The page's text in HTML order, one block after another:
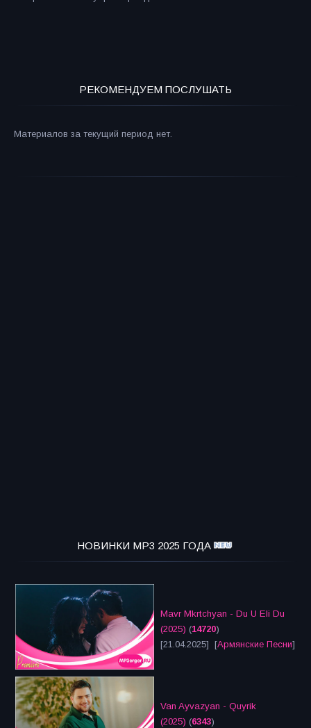
РЕКОМЕНДУЕМ ПОСЛУШАТЬ
Материалов за текущий период нет.
НОВИНКИ MP3 2025 ГОДА
Mavr Mkrtchyan - Du U Eli Du
(2025) (14720)
[21.04.2025] [Армянские Песни]
Van Ayvazyan - Quyrik
(2025) (6343)